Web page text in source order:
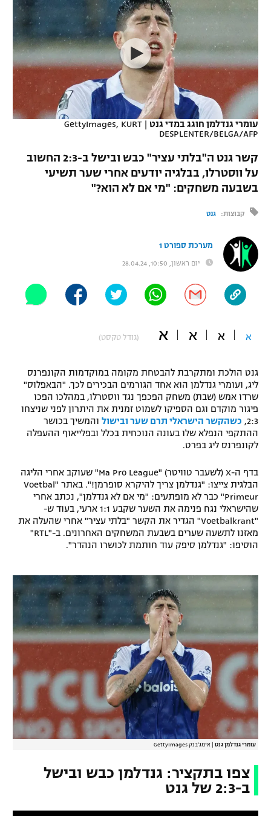
VOD
רץ ברשת
תוצאות
לוח שידורים
ברחבה
"מעל הליגה" – פודקאסט
"מחצית בשכונה" – פודקאסט
משתתפים וזוכים בפרסים
תקנון עבור פעילות אלקטרה
תקנון עבור פעילות ספורט 1 – "מרלן"
טניס
גיימינג E-Sports
תנאי שימוש
מדיניות פרטיות
תקנון פעילות ספורט 1
הצטרפות לחבילת הערוצים
לוח דרושים – ג'ובנט
תגיות
המגזין
נבחרת ישראל
מכבי חיפה
בית"ר ירושלים
מכבי תל אביב
הפועל תל אביב
הפועל חיפה
הפועל באר שבע
מכבי נתניה
בני יהודה
ליגה ספרדית
ליגה איטלקית
ליגה צרפתית
ליגה הולנדית
ליגה סינית
כדורסל נשים
מכבי תל אביב
הפועל חולון
הפועל ירושלים
דני אבדיה
יורוקאפ
כדוריד
כדורעף
שחייה
אגרוף
ספורט אולימפי
UFC
היאבקות WWE
אופניים
פוטבול אמריקאי NFL
בייסבול MLB
ספורט אתגרי ואקסטרים
אומנויות לחימה
גיימינג E-Sports
עומרי גנדלמן חוגג במדי גנט |
GettyImages, KURT
DESPLENTER/BELGA/AFP
קשר גנט ה"בלתי עציר" כבש ובישל ב-2:3 החשוב
על ווסטרלו, בבלגיה יודעים אחרי שער תשיעי
בשבעה משחקים: "מי אם לא הוא?"
קבוצות: גנט
מערכת ספורט 1
יום ראשון, 10:50, 28.04.24
א א א א (גודל טקסט)
גנט הולכת ומתקרבת להבטחת מקומה במוקדמות הקונפרנס
ליג, ועומרי גנדלמן הוא אחד הגורמים הבכירים לכך. "הבאפלוס"
שרדו אמש (שבת) משחק הפכפך נגד ווסטרלו, במהלכו הפכו
פיגור מוקדם וגם הספיקו לשמוט זמנית את היתרון לפני שניצחו
2:3, כשהקשר הישראלי תרם שער ובישול והמשיך בכושר
ההתקפי הנפלא שלו בעונה הנוכחית בכלל ובפלייאוף ההעפלה
לקונפרנס ליג בפרט.
בדף ה-X (לשעבר טוויטר) "Ma Pro League" שעוקב אחרי הליגה
הבלגית צייצו: "גנדלמן צריך להיקרא סופרמן!". באתר "Voetbal
Primeur" כבר לא מופתעים: "מי אם לא גנדלמן", נכתב אחרי
שהישראלי נגח פנימה את השער שקבע 1:1 ארעי, בעוד ש-
"Voetbalkrant" הגדיר את הקשר "בלתי עציר" אחרי שהעלה את
מאזנו לתשעה שערים בשבעת המשחקים האחרונים. ב-"RTL"
הוסיפו: "גנדלמן סיפק עוד חותמת לכושרו הנהדר".
עומרי גנדלמן גנט אימג'בנק GettyImages
צפו בתקציר: גנדלמן כבש ובישל
ב-2:3 של גנט